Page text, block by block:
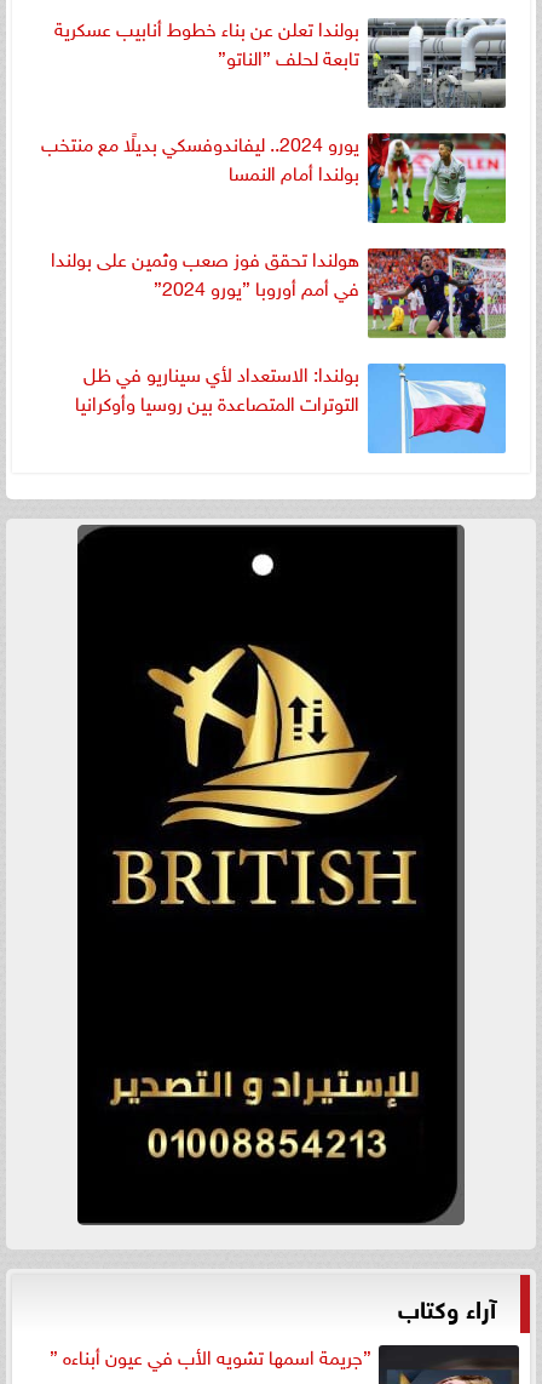
بولندا تعلن عن بناء خطوط أنابيب عسكرية
تابعة لحلف ”الناتو”
يورو 2024.. ليفاندوفسكي بديلًا مع منتخب
بولندا أمام النمسا
هولندا تحقق فوز صعب وثمين على بولندا
في أمم أوروبا ”يورو 2024”
بولندا: الاستعداد لأي سيناريو في ظل
التوترات المتصاعدة بين روسيا وأوكرانيا
آراء وكتاب
”جريمة اسمها تشويه الأب في عيون أبناءه ”